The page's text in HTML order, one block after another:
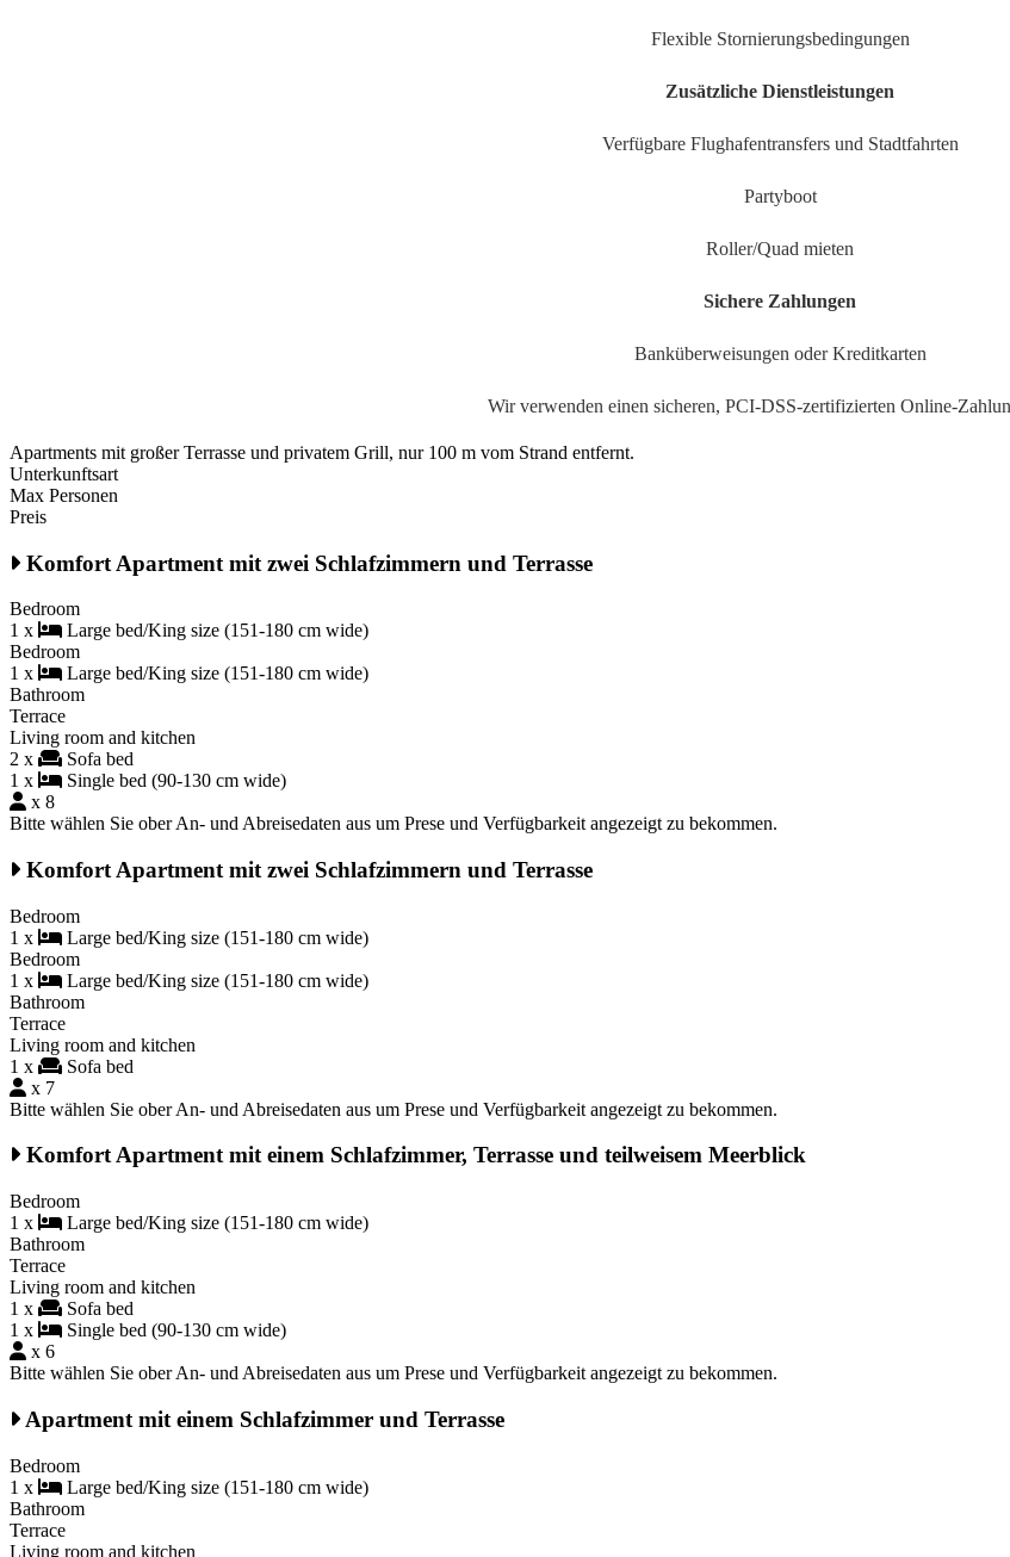
Flexible Stornierungsbedingungen
Zusätzliche Dienstleistungen
Verfügbare Flughafentransfers und Stadtfahrten
Partyboot
Roller/Quad mieten
Sichere Zahlungen
Banküberweisungen oder Kreditkarten
Wir verwenden einen sicheren, PCI-DSS-zertifizierten Online-
Apartments mit großer Terrasse und privatem Grill, nur 100 m vom Strand entfernt.
Unterkunftsart
Max Personen
Preis
Komfort Apartment mit zwei Schlafzimmern und Terrasse
Bedroom
1 x
Large bed/King size (151-180 cm wide)
Bedroom
1 x
Large bed/King size (151-180 cm wide)
Bathroom
Terrace
Living room and kitchen
2 x
Sofa bed
1 x
Single bed (90-130 cm wide)
x 8
Bitte wählen Sie ober An- und Abreisedaten aus um Prese und Verfügbarkeit angezeigt zu bekommen.
Komfort Apartment mit zwei Schlafzimmern und Terrasse
Bedroom
1 x
Large bed/King size (151-180 cm wide)
Bedroom
1 x
Large bed/King size (151-180 cm wide)
Bathroom
Terrace
Living room and kitchen
1 x
Sofa bed
x 7
Bitte wählen Sie ober An- und Abreisedaten aus um Prese und Verfügbarkeit angezeigt zu bekommen.
Komfort Apartment mit einem Schlafzimmer, Terrasse und teilweisem Meerblick
Bedroom
1 x
Large bed/King size (151-180 cm wide)
Bathroom
Terrace
Living room and kitchen
1 x
Sofa bed
1 x
Single bed (90-130 cm wide)
x 6
Bitte wählen Sie ober An- und Abreisedaten aus um Prese und Verfügbarkeit angezeigt zu bekommen.
Apartment mit einem Schlafzimmer und Terrasse
Bedroom
1 x
Large bed/King size (151-180 cm wide)
Bathroom
Terrace
Living room and kitchen